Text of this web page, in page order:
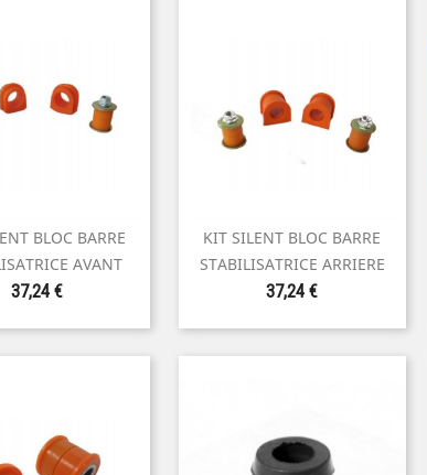
BLOC BARRE
AVANT
Prix
37,24 €
rapide
KIT SILENT BLOC BARRE
STABILISATRICE ARRIERE
Prix
37,24 €
Aperçu rapide